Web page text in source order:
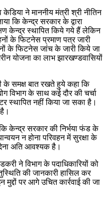
ने माननीय मंत्री श्री नीतिन
कि केन्द्र सरकार के द्वारा
केन्द्र स्थापित किये गये हैं लेकिन
के फिटनेस प्रमाण पत्र जारी
के फिटनेस जांच के जारी किये जा
योजना का लाभ झारखण्डवासियों
के समक्ष बात रखते हुये कहा कि
विभाग के साथ कई दौर की चर्चा
स्थापित नहीं किया जा सका है।
केन्द्र सरकार की निर्भया फंड के
न होना परिवहन में सुरक्षा के
अति आवश्यक है।
ने विभाग के पदाधिकारियों को
की जानकारी हासिल कर
पर आगे उचित कार्रवाई की जा